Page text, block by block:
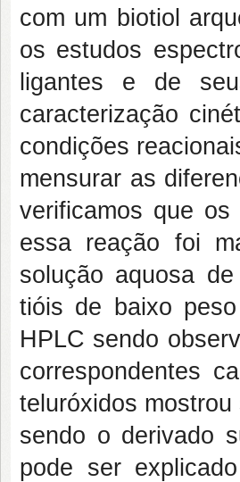
com um biotiol
os estudos
ligantes e de
caracterização
condições
mensurar as
verificamos que
essa reação foi
solução aquosa
tióis de baixo
HPLC sendo
correspondentes
teluróxidos
sendo o derivado
pode ser